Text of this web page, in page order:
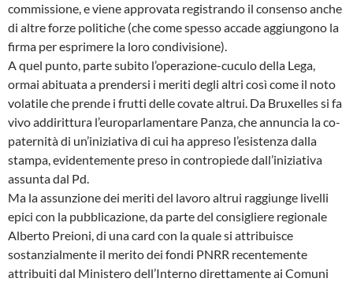
commissione, e viene approvata registrando il consenso anche
di altre forze politiche (che come spesso accade aggiungono la
firma per esprimere la loro condivisione).
A quel punto, parte subito l’operazione-cuculo della Lega,
ormai abituata a prendersi i meriti degli altri così come il noto
volatile che prende i frutti delle covate altrui. Da Bruxelles si fa
vivo addirittura l’europarlamentare Panza, che annuncia la co-
paternità di un’iniziativa di cui ha appreso l’esistenza dalla
stampa, evidentemente preso in contropiede dall’iniziativa
assunta dal Pd.
Ma la assunzione dei meriti del lavoro altrui raggiunge livelli
epici con la pubblicazione, da parte del consigliere regionale
Alberto Preioni, di una card con la quale si attribuisce
sostanzialmente il merito dei fondi PNRR recentemente
attribuiti dal Ministero dell’Interno direttamente ai Comuni